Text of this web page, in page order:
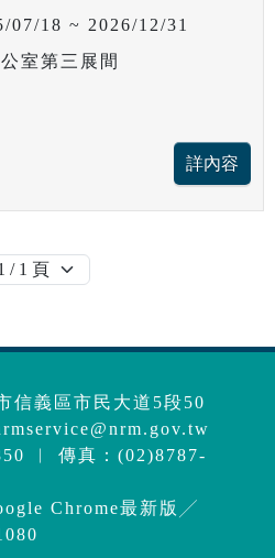
07/18 ~ 2026/12/31
室第三展間
信義區市民大道5段50
︱ 傳真：(02)8787-
Chrome最新版╱